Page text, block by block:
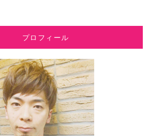
プロフィール